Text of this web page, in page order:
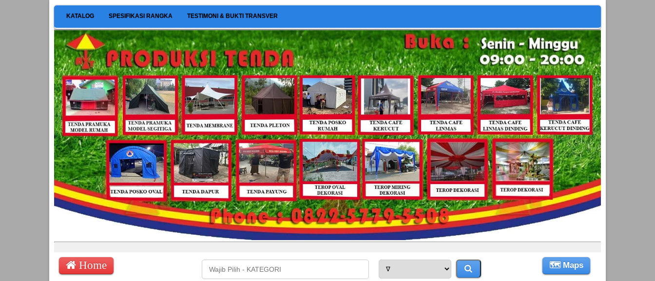
KATALOG SPESIFIKASI RANGKA TESTIMONI & BUKTI TRANSVER
Home 🗺 Maps